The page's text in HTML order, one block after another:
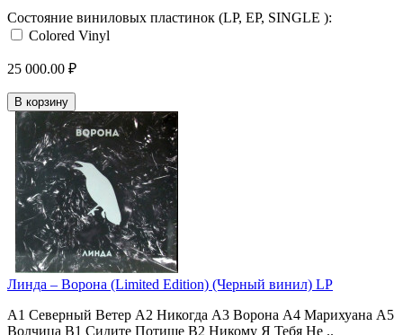
Состояние виниловых пластинок (LP, EP, SINGLE ):
Colored Vinyl
25 000.00 ₽
В корзину
Линда ‎– Ворона (Limited Edition) (Черный винил) LP
A1 Северный Ветер A2 Никогда A3 Ворона A4 Марихуана A5
Волчица B1 Сидите Потише B2 Никому Я Тебя Не ..